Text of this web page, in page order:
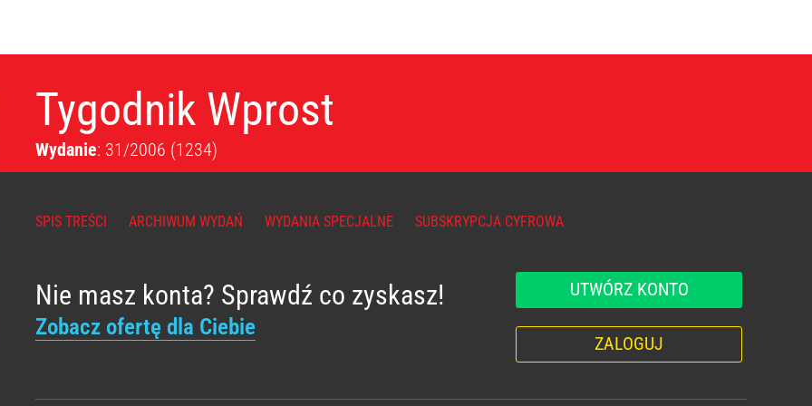
Tygodnik Wprost
Wydanie: 31/2006 (1234)
SPIS TREŚCI ARCHIWUM WYDAŃ WYDANIA SPECJALNE SUBSKRYPCJA CYFROWA
Nie masz konta? Sprawdź co zyskasz!
Zobacz ofertę dla Ciebie
UTWÓRZ KONTO
ZALOGUJ